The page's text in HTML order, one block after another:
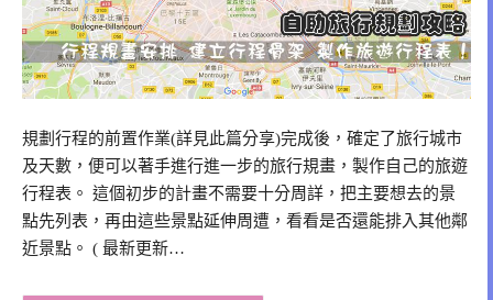
規劃行程的前置作業(詳見此篇分享)完成後，確定了旅行城市
及天數，便可以著手進行進一步的旅行規畫，製作自己的旅遊
行程表。 這個初步的計畫不需要十分周詳，把主要想去的景
點先列表，再由這些景點延伸周遭，看看是否還能排入其他鄰
近景點。 ( 最新更新…